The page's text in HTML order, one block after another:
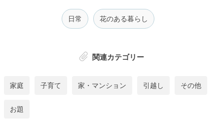
日常 花のある暮らし
関連カテゴリー
家庭 子育て 家・マンション 引越し その他
お題